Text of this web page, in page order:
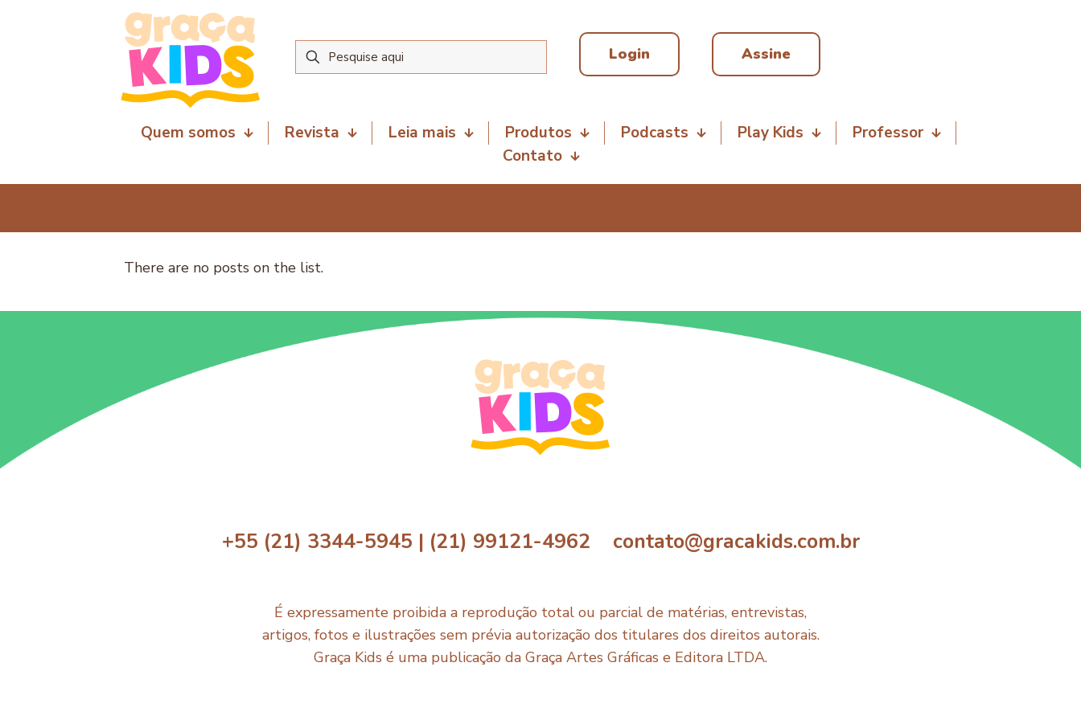
Login Assine
Quem somos Revista Leia mais Produtos Podcasts Play Kids
Professor
Contato
There are no posts on the list.
+55 (21) 3344-5945 | (21) 99121-4962 contato@gracakids.com.br
É expressamente proibida a reprodução total ou parcial de matérias, entrevistas,
artigos, fotos e ilustrações sem prévia autorização dos titulares dos direitos autorais.
Graça Kids é uma publicação da Graça Artes Gráficas e Editora LTDA.